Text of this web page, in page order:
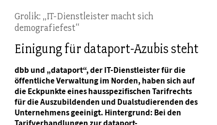
Grolik: „IT-Dienstleister macht sich
demografiefest“
Einigung für dataport-Azubis steht
dbb und „dataport“, der IT-Dienstleister für die
öffentliche Verwaltung im Norden, haben sich auf
die Eckpunkte eines hausspezifischen Tarifrechts
für die Auszubildenden und Dualstudierenden des
Unternehmens geeinigt. Hintergrund: Bei den